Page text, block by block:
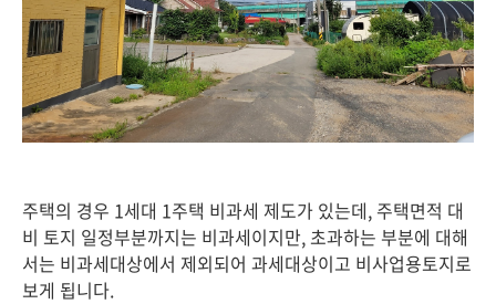
주택의 경우 1세대 1주택 비과세 제도가 있는데, 주택면적 대
비 토지 일정부분까지는 비과세이지만, 초과하는 부분에 대해
서는 비과세대상에서 제외되어 과세대상이고 비사업용토지로
보게 됩니다.